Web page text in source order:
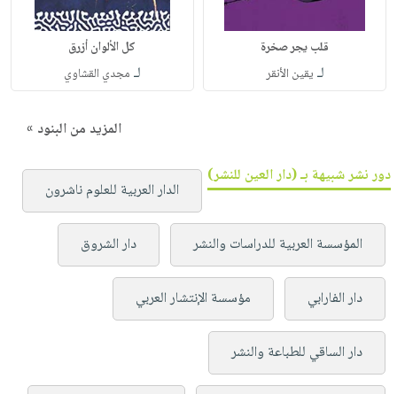
قلب يجر صخرة
لـ يقين الأنقر
كل الألوان أزرق
لـ مجدي القشاوي
المزيد من البنود »
دور نشر شبيهة بـ (دار العين للنشر)
الدار العربية للعلوم ناشرون
المؤسسة العربية للدراسات والنشر دار الشروق
دار الفارابي مؤسسة الإنتشار العربي
دار الساقي للطباعة والنشر